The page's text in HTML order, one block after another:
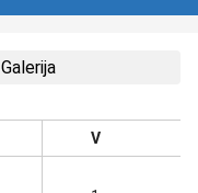
Galerija
V